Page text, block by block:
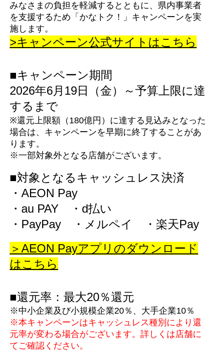
みなさまの負担を軽減するとともに、県内事業者
を支援するため「かなトク！」キャンペーンを実
施します。
>キャンペーン公式サイトはこちら
■キャンペーン期間
2026年6月19日（金）～予算上限に達
するまで
※還元上限額（180億円）に達する見込みとなった
場合は、 キャンペーンを早期に終了することがあ
ります。
※一部対象外となる店舗がございます。
■対象となるキャッシュレス決済
・AEON Pay
・au PAY ・d払い
・PayPay ・メルペイ ・楽天Pay
＞AEON Payアプリのダウンロード
はこちら
■還元率：最大20％還元
※中小企業及び小規模企業20％、大手企業10％
※本キャンペーンはキャッシュレス種別により還
元率が変わる場合がございます。詳しくは店舗に
てご確認ください。